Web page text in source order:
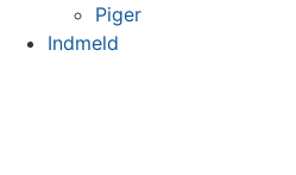
Piger
Indmeld